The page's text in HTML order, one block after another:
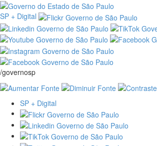
SP + Digital
/governosp
SP + Digital